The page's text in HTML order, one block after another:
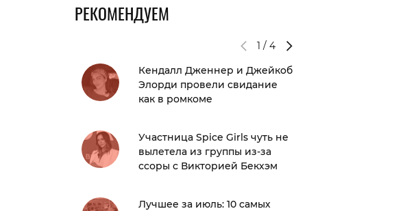
РЕКОМЕНДУЕМ
1 /4
Кендалл Дженнер и Джейкоб
Элорди провели свидание
как в ромкоме
Участница Spice Girls чуть не
вылетела из группы из-за
ссоры с Викторией Бекхэм
Лучшее за июль: 10 самых